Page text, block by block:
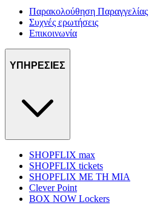
Παρακολούθηση Παραγγελίας
Συχνές ερωτήσεις
Επικοινωνία
ΥΠΗΡΕΣΙΕΣ
SHOPFLIX max
SHOPFLIX tickets
SHOPFLIX ΜΕ ΤΗ ΜΙΑ
Clever Point
BOX NOW Lockers